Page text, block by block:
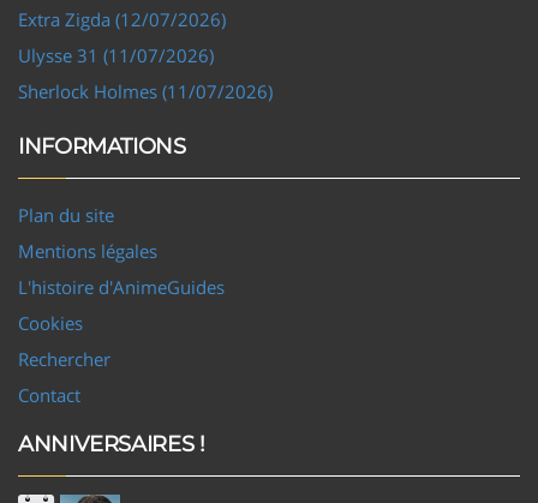
Extra Zigda (12/07/2026)
Ulysse 31 (11/07/2026)
Sherlock Holmes (11/07/2026)
INFORMATIONS
Plan du site
Mentions légales
L'histoire d'AnimeGuides
Cookies
Rechercher
Contact
ANNIVERSAIRES !